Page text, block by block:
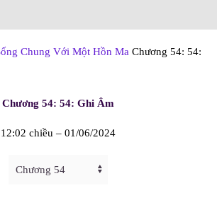
Chung Với Một Hồn Ma Chương 54: 54:
Chương 54: 54: Ghi Âm
12:02 chiều – 01/06/2024